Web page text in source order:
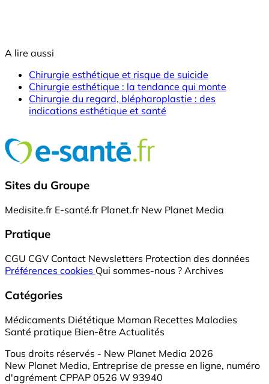
A lire aussi
Chirurgie esthétique et risque de suicide
Chirurgie esthétique : la tendance qui monte
Chirurgie du regard, blépharoplastie : des
indications esthétique et santé
Sites du Groupe
Medisite.fr E-santé.fr Planet.fr New Planet Media
Pratique
CGU CGV Contact Newsletters Protection des données
Préférences cookies Qui sommes-nous ? Archives
Catégories
Médicaments Diététique Maman Recettes Maladies
Santé pratique Bien-être Actualités
Tous droits réservés - New Planet Media 2026
New Planet Media, Entreprise de presse en ligne, numéro
d'agrément CPPAP 0526 W 93940